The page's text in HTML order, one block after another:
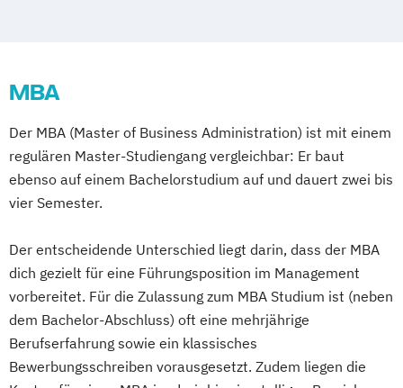
Mediendesign Online Marketing
MBA
Der MBA (Master of Business Administration) ist mit einem
regulären Master-Studiengang vergleichbar: Er baut
ebenso auf einem Bachelorstudium auf und dauert zwei bis
vier Semester.
Der entscheidende Unterschied liegt darin, dass der MBA
dich gezielt für eine Führungsposition im Management
vorbereitet. Für die Zulassung zum MBA Studium ist (neben
dem Bachelor-Abschluss) oft eine mehrjährige
Berufserfahrung sowie ein klassisches
Bewerbungsschreiben vorausgesetzt. Zudem liegen die